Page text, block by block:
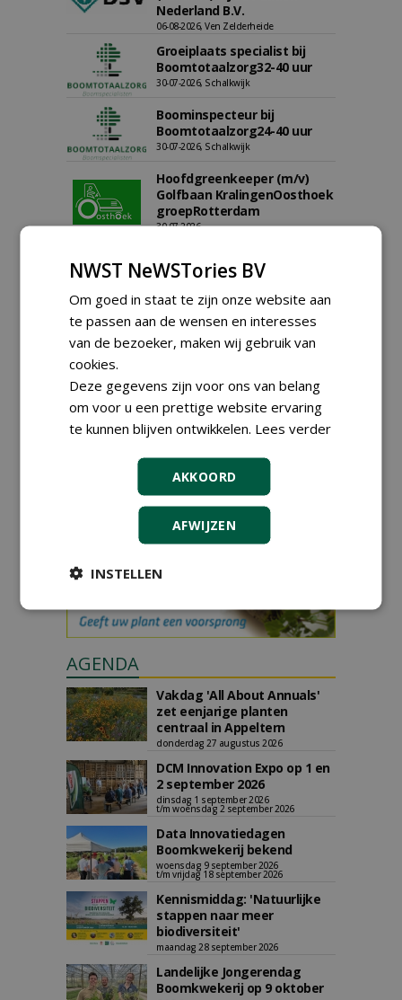
Nederland B.V.
06-08-2026, Ven Zelderheide
Groeiplaats specialist bij
Boomtotaalzorg32-40 uur
30-07-2026, Schalkwijk
Boominspecteur bij
Boomtotaalzorg24-40 uur
30-07-2026, Schalkwijk
Hoofdgreenkeeper (m/v)
Golfbaan KralingenOosthoek
groepRotterdam
30-07-2026
meer Groene Banen
GREEN OUTLET
Iedereen kan gratis kleine advertenties
plaatsen via zijn eigen account.
Plaats een gratis advertentie
AGENDA
Vakdag 'All About Annuals'
zet eenjarige planten
centraal in Appeltern
donderdag 27 augustus 2026
DCM Innovation Expo op 1 en
2 september 2026
dinsdag 1 september 2026
t/m woensdag 2 september 2026
Data Innovatiedagen
Boomkwekerij bekend
woensdag 9 september 2026
t/m vrijdag 18 september 2026
Kennismiddag: 'Natuurlijke
stappen naar meer
biodiversiteit'
maandag 28 september 2026
Landelijke Jongerendag
Boomkwekerij op 9 oktober
NWST NeWSTories BV
Om goed in staat te zijn onze website aan
te passen aan de wensen en interesses
van de bezoeker, maken wij gebruik van
cookies.
Deze gegevens zijn voor ons van belang
om voor u een prettige website ervaring
te kunnen blijven ontwikkelen. Lees verder
AKKOORD
AFWIJZEN
INSTELLEN